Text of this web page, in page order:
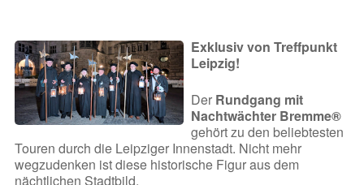
Exklusiv von Treffpunkt
Leipzig!
Der Rundgang mit
Nachtwächter Bremme®
gehört zu den beliebtesten
Touren durch die Leipziger Innenstadt. Nicht mehr
wegzudenken ist diese historische Figur aus dem
nächtlichen Stadtbild.